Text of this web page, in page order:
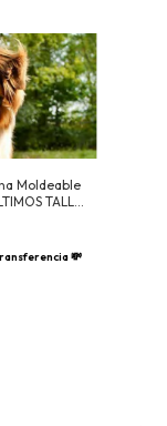
Moldeable
TALLE
💸